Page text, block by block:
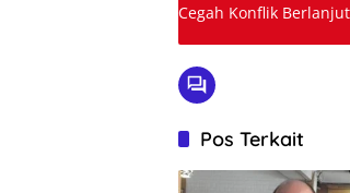
Cegah Konflik
Pos Terkait